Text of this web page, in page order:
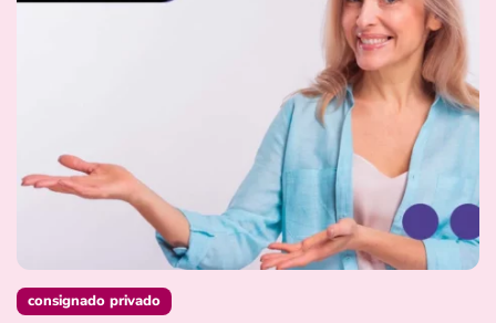
consignado privado